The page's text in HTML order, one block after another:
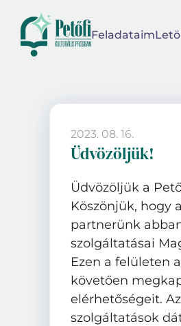
Feladataim
2023. 08. 16.
Üdvözöljük!
Üdvözöljük a
Köszönjük, hogy
partnerünk
szolgáltatásai
Ezen a felületen
követően
elérhetőségeit.
szolgáltatások